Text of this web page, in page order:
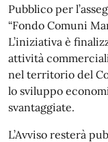
Pubblico per
“Fondo Comuni
L’iniziativa è
attività
nel territorio del
lo sviluppo
svantaggiate.
L’Avviso resterà